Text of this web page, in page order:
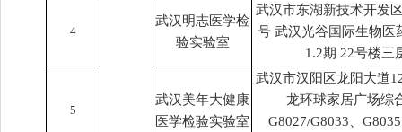
4
武汉明志医学检
验实验室
武汉市东湖新技术开发
号 武汉光谷国际生物医
1.2期 22号楼三
5
武汉美年大健康
医学检验实验室
武汉市汉阳区龙阳大道
龙环球家居广场综
G8027/G8033、